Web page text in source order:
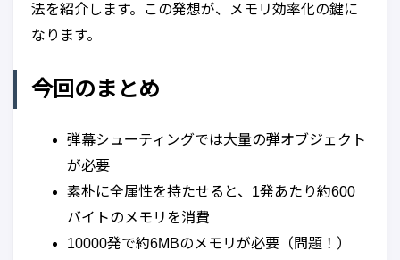
法を紹介します。この発想が、メモリ効率化の鍵に
なります。
今回のまとめ
弾幕シューティングでは大量の弾オブジェクト
が必要
素朴に全属性を持たせると、1発あたり約600
バイトのメモリを消費
10000発で約6MBのメモリが必要（問題！）